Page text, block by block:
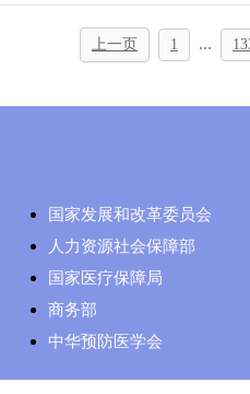
上一页 1 ...
国家发展和改革委员会
人力资源社会保障部
国家医疗保障局
商务部
中华预防医学会